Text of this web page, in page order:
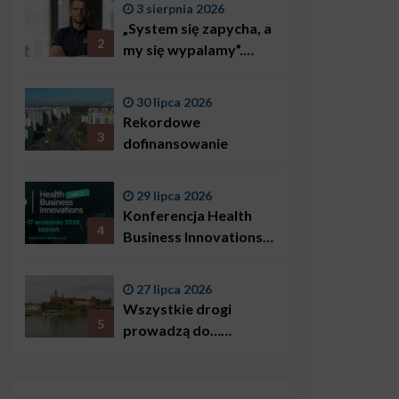
2
3 sierpnia 2026
„System się zapycha, a
my się wypalamy”.
Bączkowski, mówi
wprost: problemem są
3
30 lipca 2026
Rekordowe
dofinansowanie
4
29 lipca 2026
Konferencja Health
Business Innovations
5
27 lipca 2026
Wszystkie drogi
prowadzą do…